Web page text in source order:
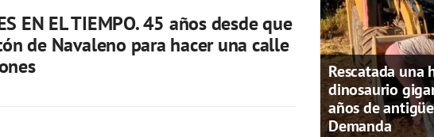
EN EL TIEMPO. 45 años desde que
de Navaleno para hacer una calle
Rescatada una
dinosaurio
años de
Demanda